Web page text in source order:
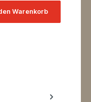
Warenkorb